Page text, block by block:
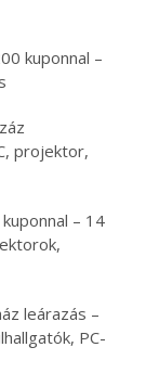
kuponnal –
projektor,
– 14
leárazás –
PC-